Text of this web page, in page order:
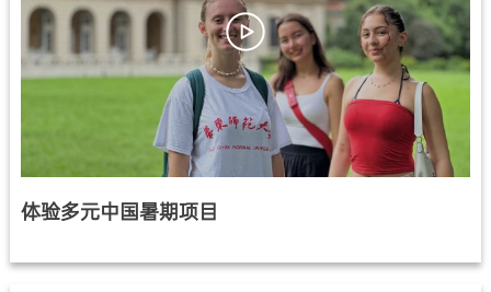
体验多元中国暑期项目